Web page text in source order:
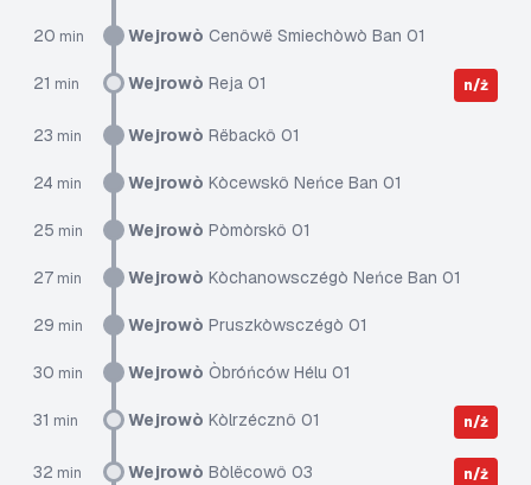
20 min Wejrowò Cenôwë Smiechòwò Ban 01
21 min Wejrowò Reja 01 n/ż
23 min Wejrowò Rëbackô 01
24 min Wejrowò Kòcewskô Neńce Ban 01
25 min Wejrowò Pòmòrskô 01
27 min Wejrowò Kòchanowsczégò Neńce Ban 01
29 min Wejrowò Pruszkòwsczégò 01
30 min Wejrowò Òbróńców Hélu 01
31 min Wejrowò Kòlrzécznô 01 n/ż
32 min Wejrowò Bòlëcowô 03 n/ż